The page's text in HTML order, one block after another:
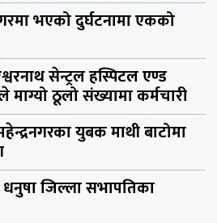
भएको दुर्घटनामा एकको
सेन्ट्रल हस्पिटल एण्ड
माग्यो ठूलो संख्यामा कर्मचारी
युबक माथी बाटोमा
जिल्ला सभापतिका